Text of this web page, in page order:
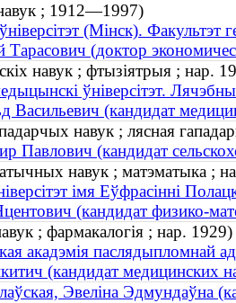
навук ; 1912—1997)
(Мінск). Факультэт
Тарасович (доктор
навук ; фтызіятрыя ; нар.
ўніверсітэт.
Васильевич (кандидат
навук ; лясная
Павлович (кандидат
навук ; матэматыка ;
імя Еўфрасінні
(кандидат физико-
; фармакалогія ; нар. 1929)
акадэмія паслядыпломнай
(кандидат медицинских
Эвеліна Эдмундаўна